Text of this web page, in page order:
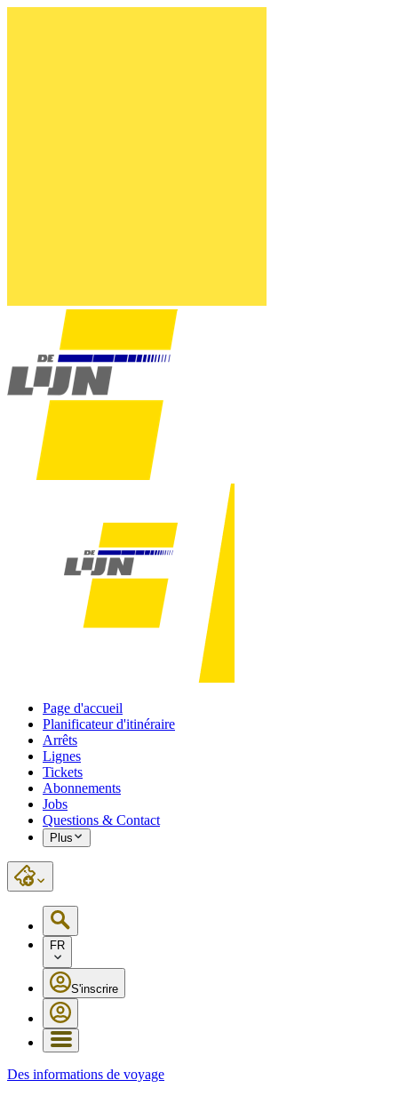
Page d'accueil
Planificateur d'itinéraire
Arrêts
Lignes
Tickets
Abonnements
Jobs
Questions & Contact
Plus
FR
S'inscrire
Des informations de voyage